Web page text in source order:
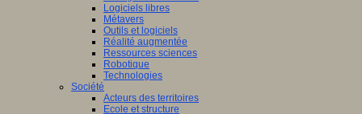
Logiciels libres
Métavers
Outils et logiciels
Réalité augmentée
Ressources sciences
Robotique
Technologies
Société
Acteurs des territoires
Ecole et structure